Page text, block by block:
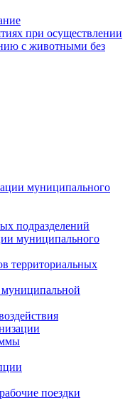
при осуществлении
с животными без
муниципального
подразделений
муниципального
территориальных
поездки